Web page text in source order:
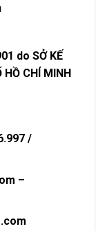
do SỞ KẾ
CHÍ MINH
/
–